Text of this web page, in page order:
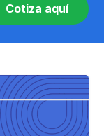
Cotiza aquí